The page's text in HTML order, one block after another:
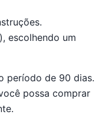
escolhendo um
período de 90 dias.
possa comprar